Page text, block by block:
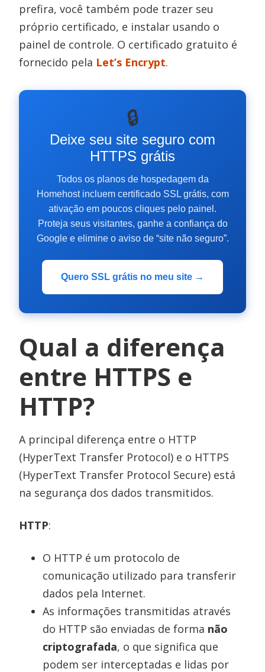
prefira, você também pode trazer seu
próprio certificado, e instalar usando o
painel de controle. O certificado gratuito é
fornecido pela Let’s Encrypt.
🔒
Deixe seu site seguro com
HTTPS grátis
Todos os planos de hospedagem da
Homehost incluem certificado SSL grátis, com
ativação em poucos cliques pelo painel.
Proteja seus visitantes, ganhe a confiança do
Google e elimine o aviso de “site não seguro”.
Quero SSL grátis no meu site →
Qual a diferença
entre HTTPS e
HTTP?
A principal diferença entre o HTTP
(HyperText Transfer Protocol) e o HTTPS
(HyperText Transfer Protocol Secure) está
na segurança dos dados transmitidos.
HTTP:
O HTTP é um protocolo de
comunicação utilizado para transferir
dados pela Internet.
As informações transmitidas através
do HTTP são enviadas de forma não
criptografada, o que significa que
podem ser interceptadas e lidas por